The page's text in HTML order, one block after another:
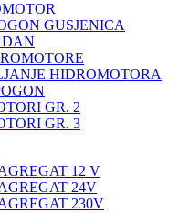
GUSJENICA
HIDROMOTORA
GR. 2
GR. 3
12 V
24V
230V